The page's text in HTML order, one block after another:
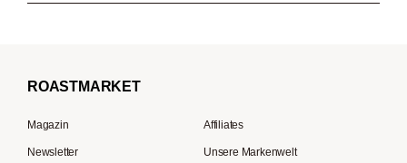
Kaffeebohnen für Vollautomaten
Tre Forze
Lavazza
Berliner Kaffeerösterei
Siebträgermaschinen
French Press
Kaffeemühlen
ROASTMARKET
Magazin
Newsletter
Affiliates
Unsere Markenwelt